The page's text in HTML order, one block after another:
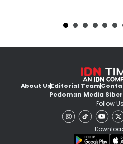
About UsEditorial Team
Pedoman Media Siber
Follow Us